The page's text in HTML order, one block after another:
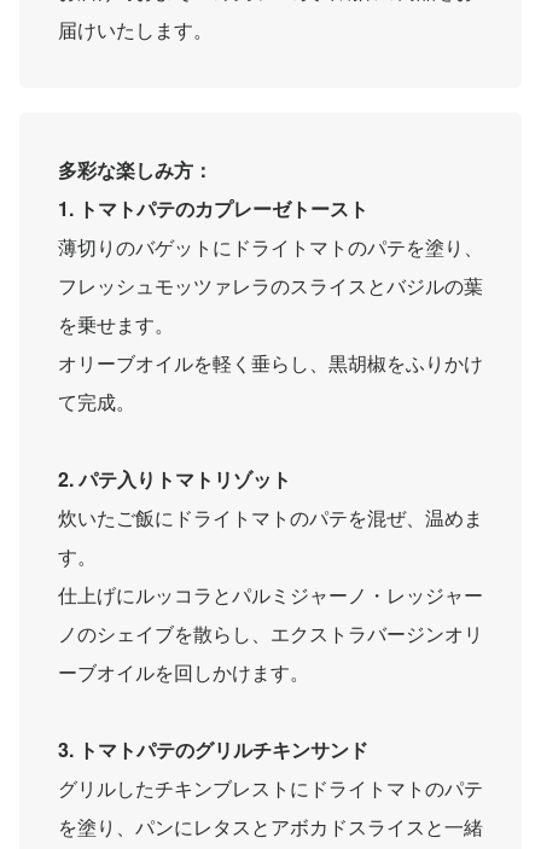
届けいたします。
多彩な楽しみ方：
1. トマトパテのカプレーゼトースト
薄切りのバゲットにドライトマトのパテを塗り、
フレッシュモッツァレラのスライスとバジルの葉
を乗せます。
オリーブオイルを軽く垂らし、黒胡椒をふりかけ
て完成。
2. パテ入りトマトリゾット
炊いたご飯にドライトマトのパテを混ぜ、温めま
す。
仕上げにルッコラとパルミジャーノ・レッジャー
ノのシェイブを散らし、エクストラバージンオリ
ーブオイルを回しかけます。
3. トマトパテのグリルチキンサンド
グリルしたチキンブレストにドライトマトのパテ
を塗り、パンにレタスとアボカドスライスと一緒